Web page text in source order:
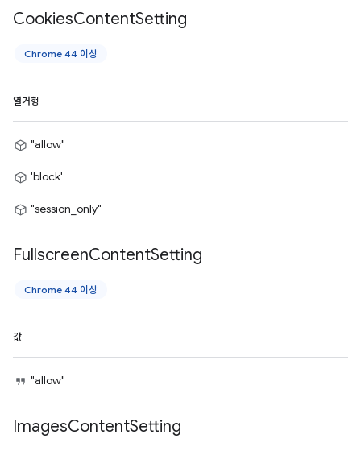
CookiesContentSetting
Chrome 44 이상
열거형
"allow"
'block'
"session_only"
FullscreenContentSetting
Chrome 44 이상
값
"allow"
ImagesContentSetting